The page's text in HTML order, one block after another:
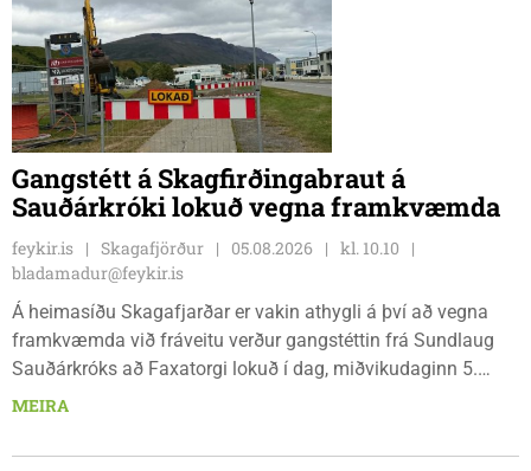
Gangstétt á Skagfirðingabraut á
Sauðárkróki lokuð vegna framkvæmda
feykir.is Skagafjörður 05.08.2026
kl. 10.10
bladamadur@feykir.is
Á heimasíðu Skagafjarðar er vakin athygli á því að vegna
framkvæmda við fráveitu verður gangstéttin frá Sundlaug
Sauðárkróks að Faxatorgi lokuð í dag, miðvikudaginn 5.
ágúst, og á morgun, fimmtudaginn 6. ágúst.
MEIRA